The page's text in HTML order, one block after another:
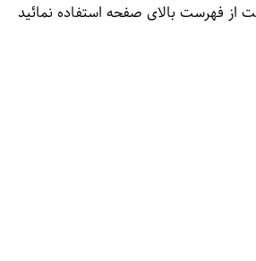
از فهرست بالای صفحه استفاده نمائید